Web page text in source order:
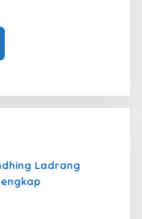
Ladrang